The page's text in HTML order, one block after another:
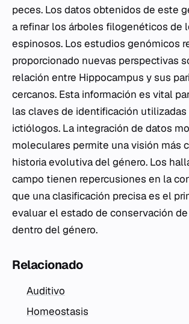
peces. Los datos obtenidos de este
a refinar los árboles filogenéticos de
espinosos. Los estudios genómicos
proporcionado nuevas perspectivas
relación entre Hippocampus y sus
cercanos. Esta información es vital
las claves de identificación utilizadas
ictiólogos. La integración de datos
moleculares permite una visión más
historia evolutiva del género. Los
campo tienen repercusiones en la
que una clasificación precisa es el
evaluar el estado de conservación
dentro del género.
Relacionado
Auditivo
Homeostasis